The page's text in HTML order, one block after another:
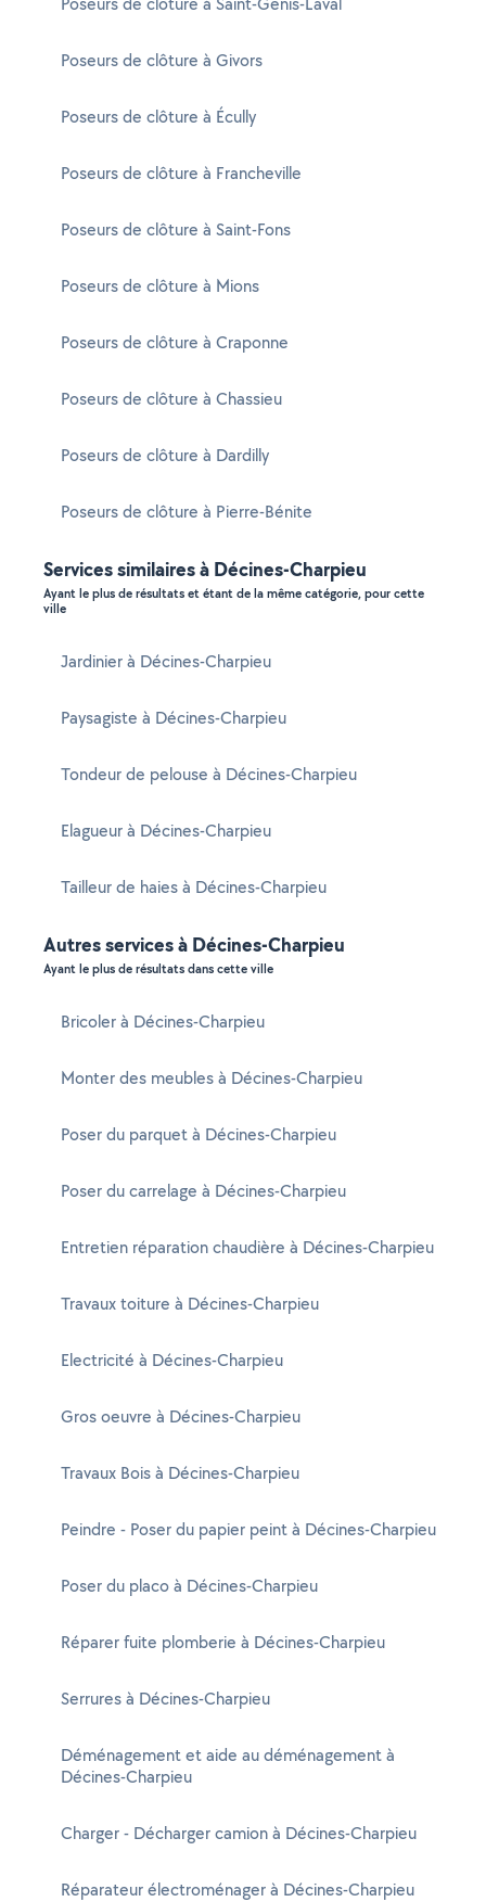
Poseurs de clôture à Givors
Poseurs de clôture à Écully
Poseurs de clôture à Francheville
Poseurs de clôture à Saint-Fons
Poseurs de clôture à Mions
Poseurs de clôture à Craponne
Poseurs de clôture à Chassieu
Poseurs de clôture à Dardilly
Poseurs de clôture à Pierre-Bénite
Services similaires à Décines-Charpieu
Ayant le plus de résultats et étant de la même catégorie, pour cette
ville
Jardinier à Décines-Charpieu
Paysagiste à Décines-Charpieu
Tondeur de pelouse à Décines-Charpieu
Elagueur à Décines-Charpieu
Tailleur de haies à Décines-Charpieu
Autres services à Décines-Charpieu
Ayant le plus de résultats dans cette ville
Bricoler à Décines-Charpieu
Monter des meubles à Décines-Charpieu
Poser du parquet à Décines-Charpieu
Poser du carrelage à Décines-Charpieu
Entretien réparation chaudière à Décines-Charpieu
Travaux toiture à Décines-Charpieu
Electricité à Décines-Charpieu
Gros oeuvre à Décines-Charpieu
Travaux Bois à Décines-Charpieu
Peindre - Poser du papier peint à Décines-Charpieu
Poser du placo à Décines-Charpieu
Réparer fuite plomberie à Décines-Charpieu
Serrures à Décines-Charpieu
Déménagement et aide au déménagement à
Décines-Charpieu
Charger - Décharger camion à Décines-Charpieu
Réparateur électroménager à Décines-Charpieu